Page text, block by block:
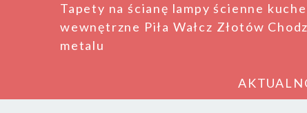
Tapety na ścianę lampy ścienne
wewnętrzne Piła Wałcz Złotów
metalu